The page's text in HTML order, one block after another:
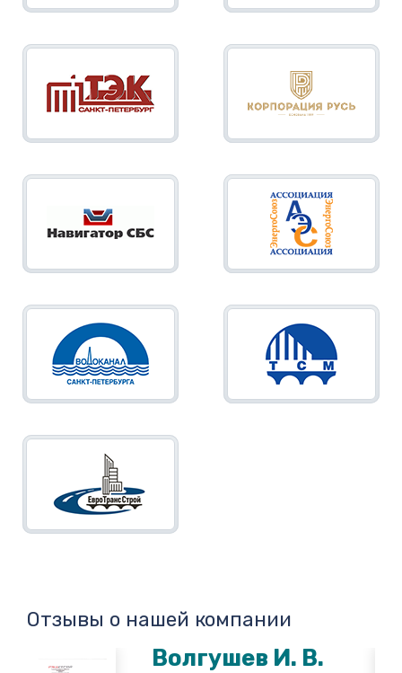
Отзывы о нашей компании
Волгушев И. В.